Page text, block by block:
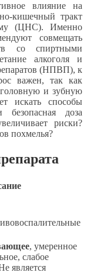
влияние на
кишечный тракт
(ЦНС). Именно
совмещать
со спиртными
алкоголя и
(НПВП), к
важен, так как
головную и зубную
искать способы
безопасная доза
риски?
похмелья?
, умеренное
слабое
является